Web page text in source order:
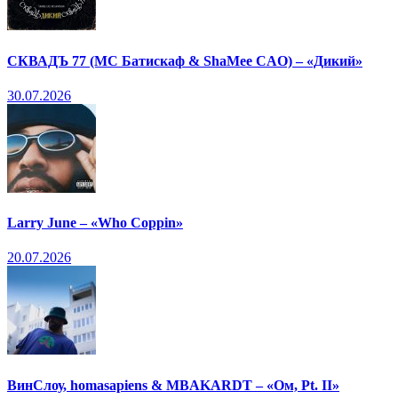
СКВАДЪ 77 (МС Батискаф & ShaMee CAO) – «Дикий»
30.07.2026
Larry June – «Who Coppin»
20.07.2026
ВинСлоу, homasapiens & MBAKARDT – «Ом, Pt. II»